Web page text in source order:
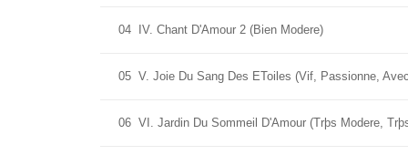
04 IV. Chant D'Amour 2 (Bien Modere)
05 V. Joie Du Sang Des EToiles (Vif, Passionne,
06 VI. Jardin Du Sommeil D'Amour (Trþs Modere,